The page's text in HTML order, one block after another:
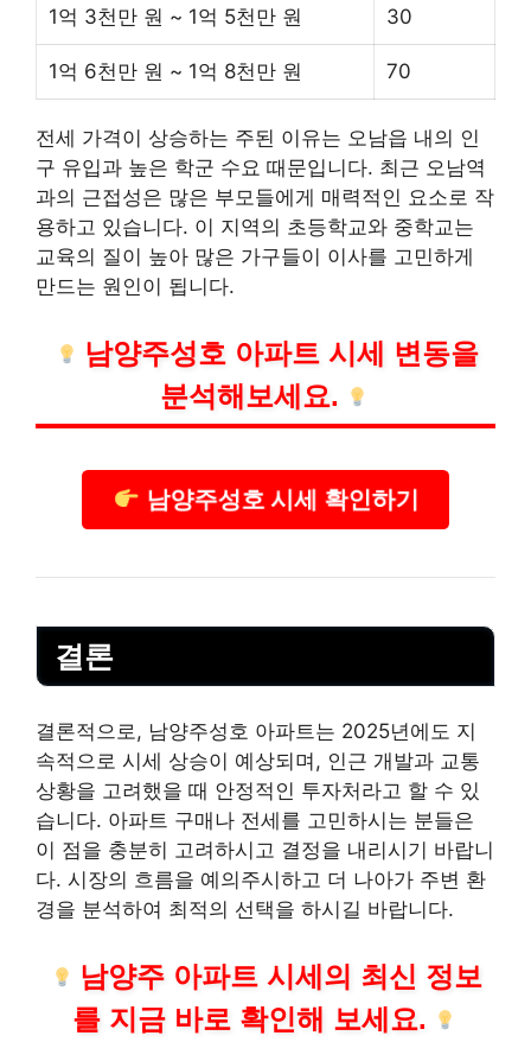
1억 3천만 원 ~ 1억 5천만 원 30
1억 6천만 원 ~ 1억 8천만 원 70
전세 가격이 상승하는 주된 이유는 오남읍 내의 인
구 유입과 높은 학군 수요 때문입니다. 최근 오남역
과의 근접성은 많은 부모들에게 매력적인 요소로 작
용하고 있습니다. 이 지역의 초등학교와 중학교는
교육의 질이 높아 많은 가구들이 이사를 고민하게
만드는 원인이 됩니다.
남양주성호 아파트 시세 변동을
분석해보세요.
남양주성호 시세 확인하기
결론
결론적으로, 남양주성호 아파트는 2025년에도 지
속적으로 시세 상승이 예상되며, 인근 개발과 교통
상황을 고려했을 때 안정적인 투자처라고 할 수 있
습니다. 아파트 구매나 전세를 고민하시는 분들은
이 점을 충분히 고려하시고 결정을 내리시기 바랍니
다. 시장의 흐름을 예의주시하고 더 나아가 주변 환
경을 분석하여 최적의 선택을 하시길 바랍니다.
남양주 아파트 시세의 최신 정보
를 지금 바로 확인해 보세요.